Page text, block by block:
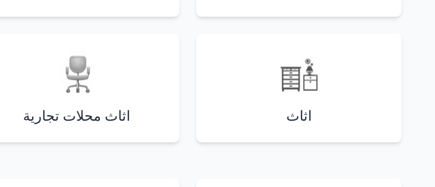
اثاث اثاث محلات تجارية